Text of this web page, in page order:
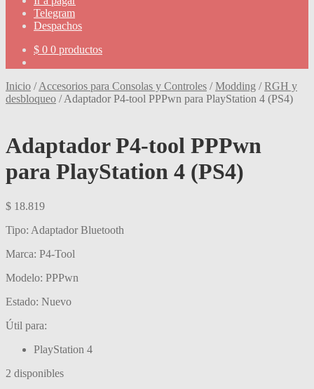
Telegram
Despachos
$ 0 0 productos
Inicio /Accesorios para Consolas y Controles /Modding /RGH y
desbloqueo /Adaptador P4-tool PPPwn para PlayStation 4 (PS4)
Adaptador P4-tool PPPwn
para PlayStation 4 (PS4)
$ 18.819
Tipo: Adaptador Bluetooth
Marca: P4-Tool
Modelo: PPPwn
Estado: Nuevo
Útil para:
PlayStation 4
2 disponibles